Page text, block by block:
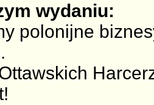
wydaniu:
polonijne